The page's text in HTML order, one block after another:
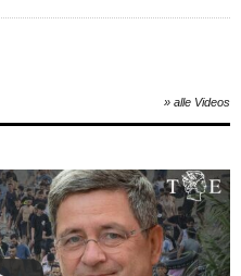
» alle Videos